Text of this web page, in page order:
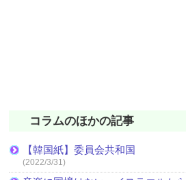
コラムのほかの記事
【韓国紙】委員会共和国
(2022/3/31)